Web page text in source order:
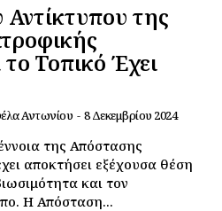
της
το Τοπικό Έχει
Αντωνίου - 8 Δεκεμβρίου 2024
της Απόστασης
αποκτήσει εξέχουσα θέση
και τον
Η Απόσταση...